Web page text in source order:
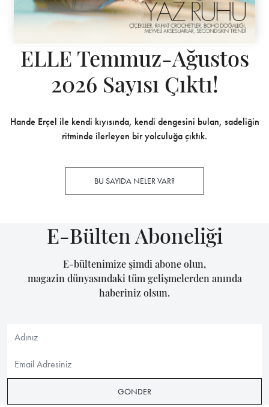
ELLE Temmuz-Ağustos
2026 Sayısı Çıktı!
Hande Erçel ile kendi kıyısında, kendi dengesini bulan, sadeliğin
ritminde ilerleyen bir yolculuğa çıktık.
BU SAYIDA NELER VAR?
E-Bülten Aboneliği
E-bültenimize şimdi abone olun,
magazin dünyasındaki tüm gelişmelerden anında
haberiniz olsun.
GÖNDER